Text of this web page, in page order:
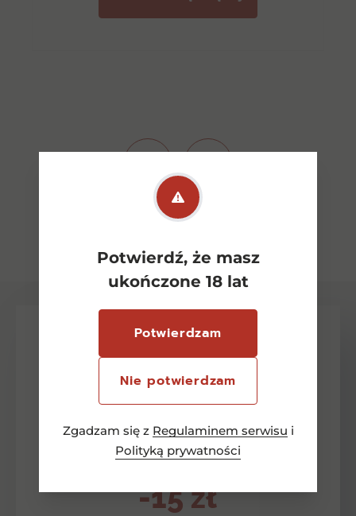
Potwierdź, że masz
ukończone 18 lat
Potwierdzam
Nie potwierdzam
Zgadzam się z Regulaminem serwisu i
Polityką prywatności
Newsletter
-15 zł